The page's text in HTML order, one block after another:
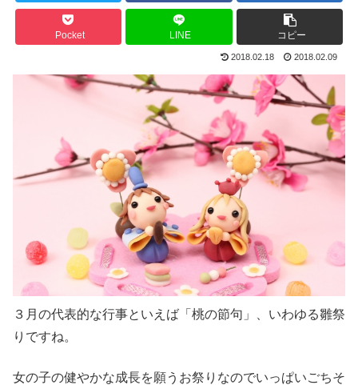
Pocket LINE コピー
2018.02.18 2018.02.09
３月の代表的な行事といえば「桃の節句」、いわゆる雛祭
りですね。
女の子の健やかな成長を願うお祭りなのでいっぱいごちそ